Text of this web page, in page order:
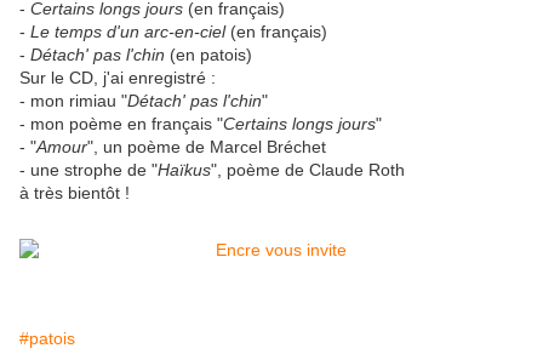
- Certains longs jours (en français)
- Le temps d'un arc-en-ciel (en français)
- Détach' pas l'chin (en patois)
Sur le CD, j'ai enregistré :
- mon rimiau "Détach' pas l'chin"
- mon poème en français "Certains longs jours"
- "Amour", un poème de Marcel Bréchet
- une strophe de "Haïkus", poème de Claude Roth
à très bientôt !
#patois